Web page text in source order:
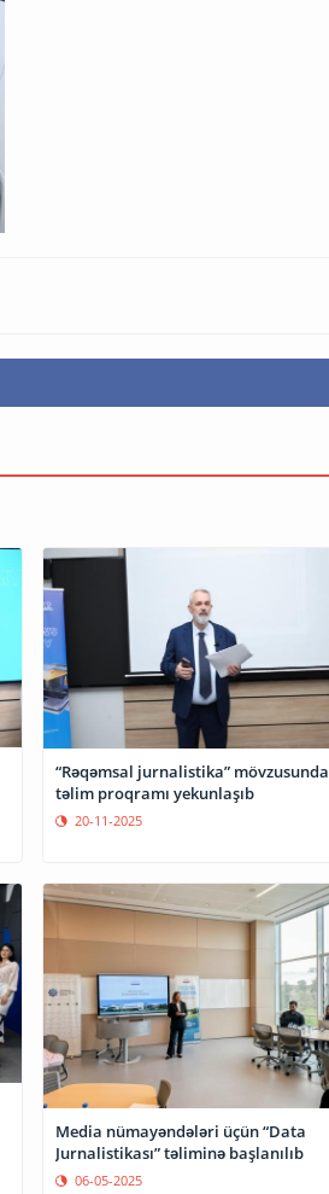
“Rəqəmsal jurnalistika” mövzusunda
təlim proqramı yekunlaşıb
20-11-2025
Media nümayəndələri üçün “Data
Jurnalistikası” təliminə başlanılıb
06-05-2025